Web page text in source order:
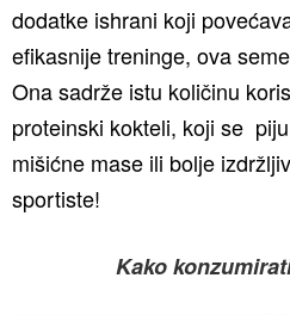
dodatke ishrani koji
efikasnije treninge, ova
Ona sadrže istu količinu
proteinski kokteli, koji se
mišićne mase ili bolje
sportiste!
Kako